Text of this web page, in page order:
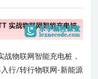
物联网智能充电桩，
行/转行物联网-新能源